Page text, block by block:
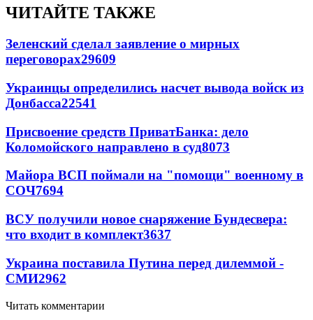
ЧИТАЙТЕ ТАКЖЕ
Зеленский сделал заявление о мирных
переговорах29609
Украинцы определились насчет вывода войск из
Донбасса22541
Присвоение средств ПриватБанка: дело
Коломойского направлено в суд8073
Майора ВСП поймали на "помощи" военному в
СОЧ7694
ВСУ получили новое снаряжение Бундесвера:
что входит в комплект3637
Украина поставила Путина перед дилеммой -
СМИ2962
Читать комментарии